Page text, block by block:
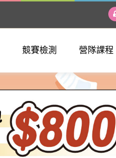
競賽檢測
2026 全國素養競賽
營隊課程
資優數學營
康軒學習網